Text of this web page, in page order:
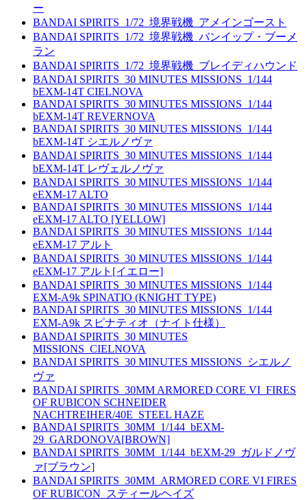
ー
BANDAI SPIRITS_1/72_境界戦機_アメインゴースト
BANDAI SPIRITS_1/72_境界戦機_バンイップ・ブーメ
ラン
BANDAI SPIRITS_1/72_境界戦機_ブレイディハウンド
BANDAI SPIRITS_30 MINUTES MISSIONS_1/144
bEXM-14T CIELNOVA
BANDAI SPIRITS_30 MINUTES MISSIONS_1/144
bEXM-14T REVERNOVA
BANDAI SPIRITS_30 MINUTES MISSIONS_1/144
bEXM-14T シエルノヴァ
BANDAI SPIRITS_30 MINUTES MISSIONS_1/144
bEXM-14T レヴェルノヴァ
BANDAI SPIRITS_30 MINUTES MISSIONS_1/144
eEXM-17 ALTO
BANDAI SPIRITS_30 MINUTES MISSIONS_1/144
eEXM-17 ALTO [YELLOW]
BANDAI SPIRITS_30 MINUTES MISSIONS_1/144
eEXM-17 アルト
BANDAI SPIRITS_30 MINUTES MISSIONS_1/144
eEXM-17 アルト[イエロー]
BANDAI SPIRITS_30 MINUTES MISSIONS_1/144
EXM-A9k SPINATIO (KNIGHT TYPE)
BANDAI SPIRITS_30 MINUTES MISSIONS_1/144
EXM-A9k スピナティオ（ナイト仕様）
BANDAI SPIRITS_30 MINUTES
MISSIONS_CIELNOVA
BANDAI SPIRITS_30 MINUTES MISSIONS_シエルノ
ヴァ
BANDAI SPIRITS_30MM ARMORED CORE VI_FIRES
OF RUBICON SCHNEIDER
NACHTREIHER/40E_STEEL HAZE
BANDAI SPIRITS_30MM_1/144_bEXM-
29_GARDONOVA[BROWN]
BANDAI SPIRITS_30MM_1/144_bEXM-29_ガルドノヴ
ァ[ブラウン]
BANDAI SPIRITS_30MM_ARMORED CORE VI FIRES
OF RUBICON_スティールヘイズ